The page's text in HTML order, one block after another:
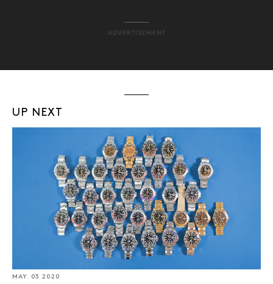
ADVERTISEMENT
UP NEXT
MAY. 03 2020